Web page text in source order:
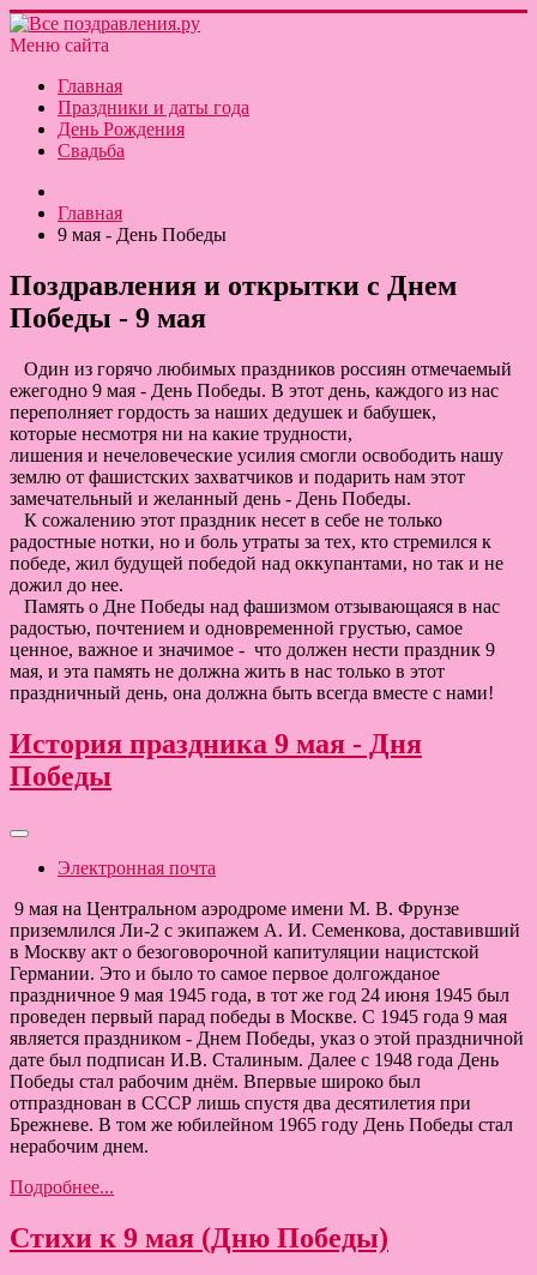
Меню сайта
Главная
Праздники и даты года
День Рождения
Свадьба
Главная
9 мая - День Победы
Поздравления и открытки с Днем
Победы - 9 мая
Один из горячо любимых праздников россиян отмечаемый
ежегодно 9 мая - День Победы. В этот день, каждого из нас
переполняет гордость за наших дедушек и бабушек,
которые несмотря ни на какие трудности,
лишения и нечеловеческие усилия смогли освободить нашу
землю от фашистских захватчиков и подарить нам этот
замечательный и желанный день - День Победы.
К сожалению этот праздник несет в себе не только
радостные нотки, но и боль утраты за тех, кто стремился к
победе, жил будущей победой над оккупантами, но так и не
дожил до нее.
Память о Дне Победы над фашизмом отзывающаяся в нас
радостью, почтением и одновременной грустью, самое
ценное, важное и значимое - что должен нести праздник 9
мая, и эта память не должна жить в нас только в этот
праздничный день, она должна быть всегда вместе с нами!
История праздника 9 мая - Дня
Победы
Электронная почта
9 мая на Центральном аэродроме имени М. В. Фрунзе
приземлился Ли-2 с экипажем А. И. Семенкова, доставивший
в Москву акт о безоговорочной капитуляции нацистской
Германии. Это и было то самое первое долгожданое
праздничное 9 мая 1945 года, в тот же год 24 июня 1945 был
проведен первый парад победы в Москве. С 1945 года 9 мая
является праздником - Днем Победы, указ о этой праздничной
дате был подписан И.В. Сталиным. Далее с 1948 года День
Победы стал рабочим днём. Впервые широко был
отпразднован в СССР лишь спустя два десятилетия при
Брежневе. В том же юбилейном 1965 году День Победы стал
нерабочим днем.
Подробнее...
Стихи к 9 мая (Дню Победы)